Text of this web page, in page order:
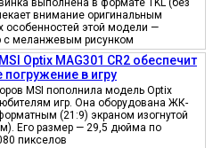
выполнена в формате TKL (без
внимание оригинальным
особенностей этой модели —
с меланжевым рисунком
Optix MAG301 CR2 обеспечит
в игру
MSI пополнила модель Optix
игр. Она оборудована ЖК-
(21:9) экраном изогнутой
Его размер — 29,5 дюйма по
пикселов